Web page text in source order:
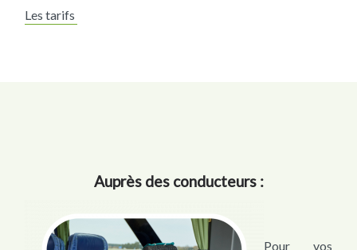
Les tarifs
Auprès des conducteurs :
Pour vos